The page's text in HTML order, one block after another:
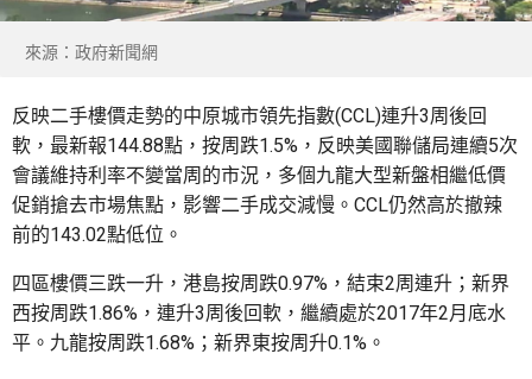
來源：政府新聞網
反映二手樓價走勢的中原城市領先指數(CCL)連升3周後回
軟，最新報144.88點，按周跌1.5%，反映美國聯儲局連續5次
會議維持利率不變當周的市況，多個九龍大型新盤相繼低價
促銷搶去市場焦點，影響二手成交減慢。CCL仍然高於撤辣
前的143.02點低位。
四區樓價三跌一升，港島按周跌0.97%，結束2周連升；新界
西按周跌1.86%，連升3周後回軟，繼續處於2017年2月底水
平。九龍按周跌1.68%；新界東按周升0.1%。